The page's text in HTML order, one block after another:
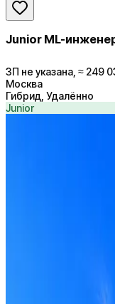
Junior ML-
ЗП не указана, ≈ 249
Москва
Гибрид, Удалённо
Junior